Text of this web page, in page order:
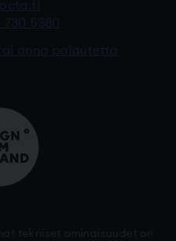
730 5380
anna palautetta